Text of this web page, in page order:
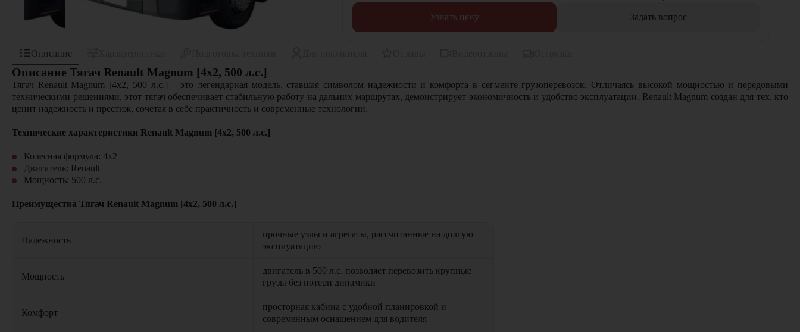
Узнать цену Задать вопрос
Описание
Описание Тягач Renault Magnum [4x2, 500 л.с.]
Тягач Renault Magnum [4x2, 500 л.с.] – это легендарная модель, ставшая символом надежности и комфорта в сегменте грузоперевозок. Отличаясь высокой мощностью и передовыми
техническими решениями, этот тягач обеспечивает стабильную работу на дальних маршрутах, демонстрирует экономичность и удобство эксплуатации. Renault Magnum создан для тех, кто
ценит надежность и престиж, сочетая в себе практичность и современные технологии.
Технические характеристики Renault Magnum [4x2, 500 л.с.]
Колесная формула: 4x2
Двигатель: Renault
Мощность: 500 л.с.
Преимущества Тягач Renault Magnum [4x2, 500 л.с.]
Надежность
прочные узлы и агрегаты, рассчитанные на долгую
эксплуатацию
Мощность
двигатель в 500 л.с. позволяет перевозить крупные
грузы без потери динамики
Комфорт
просторная кабина с удобной планировкой и
современным оснащением для водителя